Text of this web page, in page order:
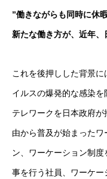
”働きながらも同時に休
新たな働き方が、近年、
これを後押しした背景
イルスの爆発的な感染
テレワークを日本政府
由から普及が始まった
ン、ワーケーション制
事を行う社員、ワーケ